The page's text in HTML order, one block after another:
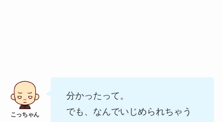
分かったって。
でも、なんでいじめられちゃう